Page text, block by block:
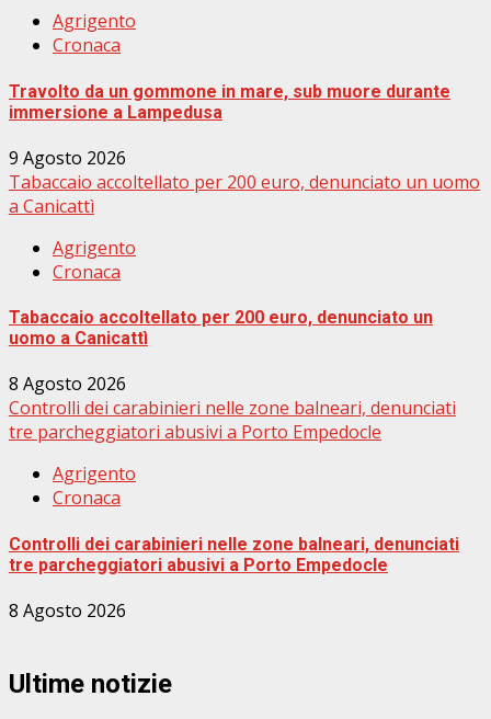
Agrigento
Cronaca
Travolto da un gommone in mare, sub muore durante
immersione a Lampedusa
9 Agosto 2026
Tabaccaio accoltellato per 200 euro, denunciato un uomo
a Canicattì
Agrigento
Cronaca
Tabaccaio accoltellato per 200 euro, denunciato un
uomo a Canicattì
8 Agosto 2026
Controlli dei carabinieri nelle zone balneari, denunciati
tre parcheggiatori abusivi a Porto Empedocle
Agrigento
Cronaca
Controlli dei carabinieri nelle zone balneari, denunciati
tre parcheggiatori abusivi a Porto Empedocle
8 Agosto 2026
Ultime notizie